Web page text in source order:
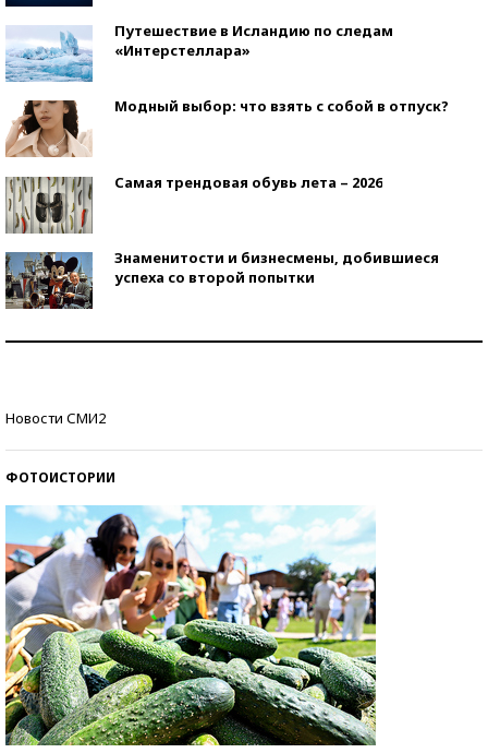
Путешествие в Исландию по следам
«Интерстеллара»
Модный выбор: что взять с собой в отпуск?
Самая трендовая обувь лета – 2026
Знаменитости и бизнесмены, добившиеся
успеха со второй попытки
Новости СМИ2
ФОТОИСТОРИИ